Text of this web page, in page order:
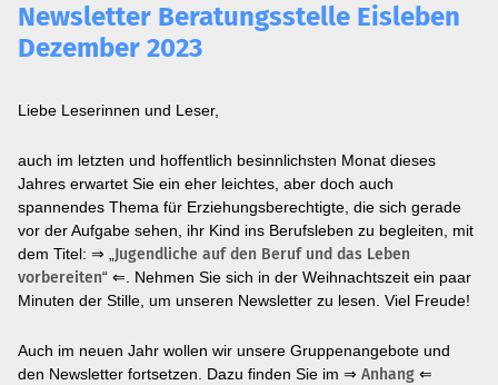
Newsletter Beratungsstelle Eisleben
Dezember 2023
Liebe Leserinnen und Leser,
auch im letzten und hoffentlich besinnlichsten Monat dieses
Jahres erwartet Sie ein eher leichtes, aber doch auch
spannendes Thema für Erziehungsberechtigte, die sich gerade
vor der Aufgabe sehen, ihr Kind ins Berufsleben zu begleiten, mit
dem Titel: ⇒ „ Jugendliche auf den Beruf und das Leben
vorbereiten“ ⇐. Nehmen Sie sich in der Weihnachtszeit ein paar
Minuten der Stille, um unseren Newsletter zu lesen. Viel Freude!
Auch im neuen Jahr wollen wir unsere Gruppenangebote und
den Newsletter fortsetzen. Dazu finden Sie im ⇒ Anhang ⇐